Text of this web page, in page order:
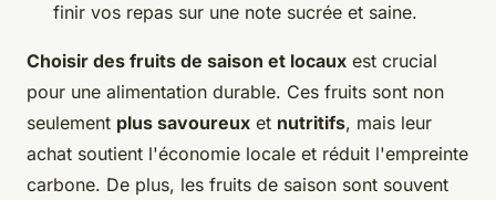
finir vos repas sur une note sucrée et saine.
Choisir des fruits de saison et locaux est crucial
pour une alimentation durable. Ces fruits sont non
seulement plus savoureux et nutritifs, mais leur
achat soutient l'économie locale et réduit l'empreinte
carbone. De plus, les fruits de saison sont souvent